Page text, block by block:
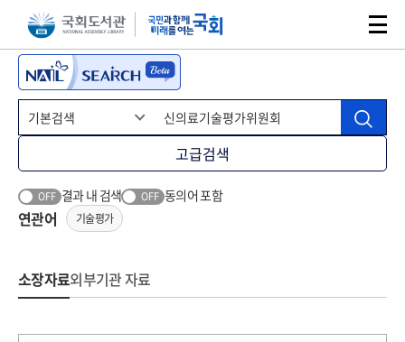
본문 바로가기주메뉴 바로가기
고급검색
OFF 결과 내 검색 OFF 동의어 포함
연관어 기술평가
소장자료외부기관 자료